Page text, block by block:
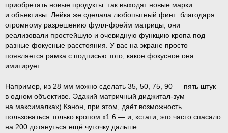
приобретать новые продукты: так выходят новые марки
и объективы. Лейка же сделала любопытный финт: благодаря
огромному разрешению фулл-фрейм матрицы, они
реализовали простейшую и очевидную функцию кропа под
разные фокусные расстояния. У вас на экране просто
появляется рамка с подписью того, какое фокусное она
имитирует.
Например, из 28 мм можно сделать 35, 50, 75, 90 — пять штук
в одном объективе. Эдакий матричный диджитал-зум
на максималках) Кэнон, при этом, даёт возможность
пользоваться только кропом х1.6 — и, кстати, это часто спасало
на 200 дотянуться ещё чуточку дальше.